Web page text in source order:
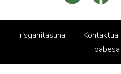
Irisgarritasuna Kontaktua
babesa